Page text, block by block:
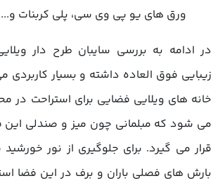
ورق های یو پی وی سی، پلی کربنات و...
در ادامه به بررسی سایبان طرح دار
زیبایی فوق العاده داشته و بسیار کاربردی
خانه های ویلایی فضایی برای استراحت در
می شود که مبلمانی چون میز و صندلی این
قرار می گیرد. برای جلوگیری از نور
بارش های فصلی باران و برف در این فضا